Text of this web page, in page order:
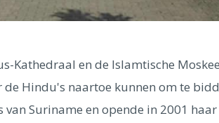
Kathedraal en de Islamtische
Hindu's naartoe kunnen om te
Suriname en opende in 2001